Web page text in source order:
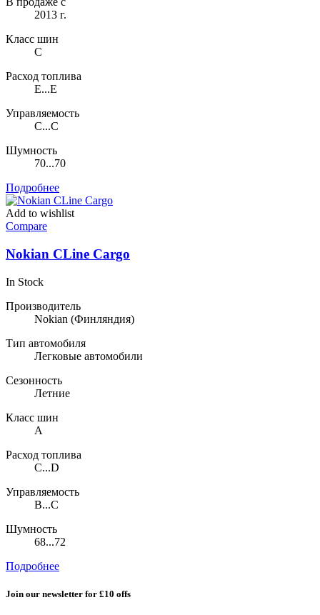
2013 г.
Класс шин
C
Расход топлива
E...E
Управляемость
C...C
Шумность
70...70
Подробнее
Add to wishlist
Compare
Nokian CLine Cargo
In Stock
Производитель
Nokian (Финляндия)
Тип автомобиля
Легковые автомобили
Сезонность
Летние
Класс шин
A
Расход топлива
C...D
Управляемость
B...C
Шумность
68...72
Подробнее
Join our newsletter for £10 offs